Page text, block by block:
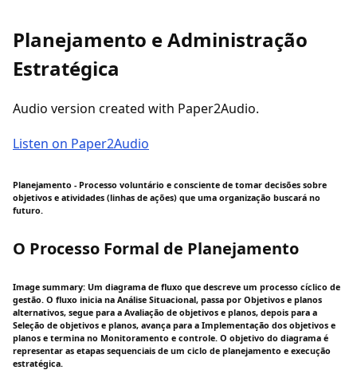
Planejamento e Administração
Estratégica
Audio version created with Paper2Audio.
Listen on Paper2Audio
Planejamento - Processo voluntário e consciente de tomar decisões sobre
objetivos e atividades (linhas de ações) que uma organização buscará no
futuro.
O Processo Formal de Planejamento
Image summary: Um diagrama de fluxo que descreve um processo cíclico de
gestão. O fluxo inicia na Análise Situacional, passa por Objetivos e planos
alternativos, segue para a Avaliação de objetivos e planos, depois para a
Seleção de objetivos e planos, avança para a Implementação dos objetivos e
planos e termina no Monitoramento e controle. O objetivo do diagrama é
representar as etapas sequenciais de um ciclo de planejamento e execução
estratégica.